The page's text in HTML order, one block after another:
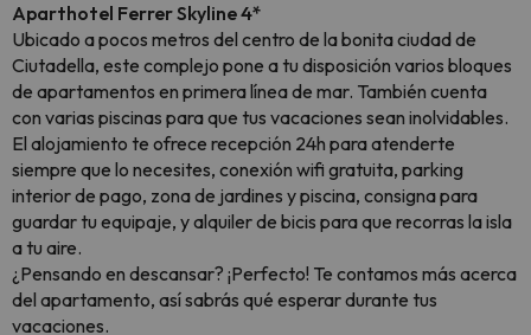
Aparthotel Ferrer Skyline 4*
Ubicado a pocos metros del centro de la bonita ciudad de
Ciutadella, este complejo pone a tu disposición varios bloques
de apartamentos en primera línea de mar. También cuenta
con varias piscinas para que tus vacaciones sean inolvidables.
El alojamiento te ofrece recepción 24h para atenderte
siempre que lo necesites, conexión wifi gratuita, parking
interior de pago, zona de jardines y piscina, consigna para
guardar tu equipaje, y alquiler de bicis para que recorras la isla
a tu aire.
¿Pensando en descansar? ¡Perfecto! Te contamos más acerca
del apartamento, así sabrás qué esperar durante tus
vacaciones.